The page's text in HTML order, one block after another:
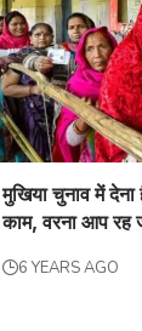
मुखिया चुनाव में देना
काम, वरना आप रह
6 YEARS AGO